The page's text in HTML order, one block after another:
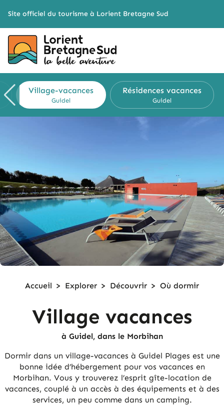
Site officiel du tourisme à Lorient Bretagne Sud
Village-vacances
Guidel
Résidences vacances
Guidel
Accueil > Explorer > Découvrir > Où dormir
Village vacances
à Guidel, dans le Morbihan
Dormir dans un village-vacances à Guidel Plages est une
bonne idée d’hébergement pour vos vacances en
Morbihan. Vous y trouverez l’esprit gîte-location de
vacances, couplé à un accès à des équipements et à des
services, un peu comme dans un camping.